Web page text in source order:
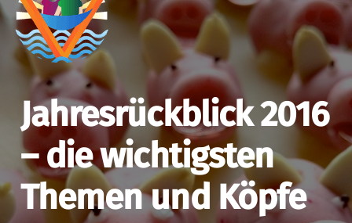
Jahresrückblick 2016
– die wichtigsten
Themen und Köpfe